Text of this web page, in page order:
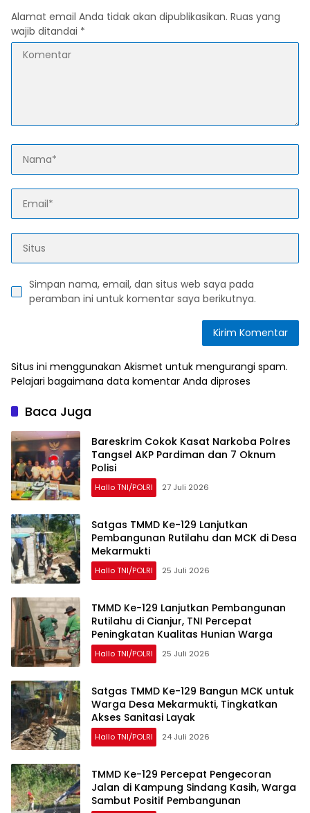
Alamat email Anda tidak akan dipublikasikan. Ruas yang
wajib ditandai *
Simpan nama, email, dan situs web saya pada
peramban ini untuk komentar saya berikutnya.
Situs ini menggunakan Akismet untuk mengurangi spam.
Pelajari bagaimana data komentar Anda diproses
Baca Juga
Bareskrim Cokok Kasat Narkoba Polres
Tangsel AKP Pardiman dan 7 Oknum
Polisi
Hallo TNI/POLRI 27 Juli 2026
Satgas TMMD Ke-129 Lanjutkan
Pembangunan Rutilahu dan MCK di Desa
Mekarmukti
Hallo TNI/POLRI 25 Juli 2026
TMMD Ke-129 Lanjutkan Pembangunan
Rutilahu di Cianjur, TNI Percepat
Peningkatan Kualitas Hunian Warga
Hallo TNI/POLRI 25 Juli 2026
Satgas TMMD Ke-129 Bangun MCK untuk
Warga Desa Mekarmukti, Tingkatkan
Akses Sanitasi Layak
Hallo TNI/POLRI 24 Juli 2026
TMMD Ke-129 Percepat Pengecoran
Jalan di Kampung Sindang Kasih, Warga
Sambut Positif Pembangunan